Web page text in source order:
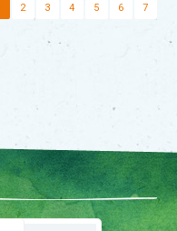
2 3 4 5 6 7